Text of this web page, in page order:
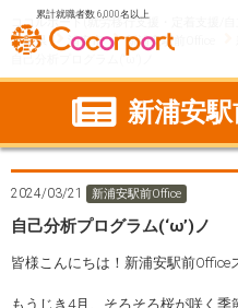
累計就職者数 6,000名以上
ココルポート(就労移行支援・定着支援/
千葉県
浦安市 新浦安駅前Office
自己分析プログラム(‘ω’)ノ
新浦安
2024/03/21 新浦安駅前Office
自己分析プログラム(‘ω’)ノ
皆様こんにちは！新浦安駅前Office
もうじき4月、そろそろ桜が咲く季